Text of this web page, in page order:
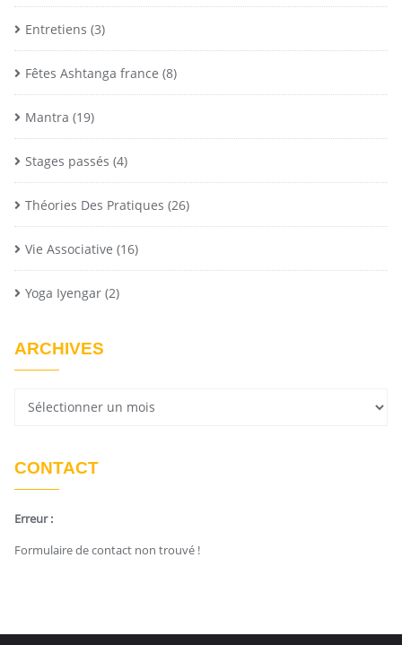
Entretiens (3)
Fêtes Ashtanga france (8)
Mantra (19)
Stages passés (4)
Théories Des Pratiques (26)
Vie Associative (16)
Yoga Iyengar (2)
ARCHIVES
CONTACT
Erreur :
Formulaire de contact non trouvé !